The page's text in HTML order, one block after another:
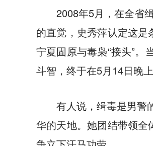
2008年5月，在全省
的直觉，史秀萍认定这是
宁夏固原与毒枭“接头”
斗智，终于在5月14日晚
有人说，缉毒是男警
华的天地。她团结带领